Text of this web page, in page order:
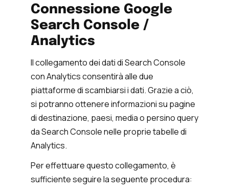
Connessione Google
Search Console /
Analytics
Il collegamento dei dati di Search Console
con Analytics consentirà alle due
piattaforme di scambiarsi i dati. Grazie a ciò,
si potranno ottenere informazioni su pagine
di destinazione, paesi, media o persino query
da Search Console nelle proprie tabelle di
Analytics.
Per effettuare questo collegamento, è
sufficiente seguire la seguente procedura: